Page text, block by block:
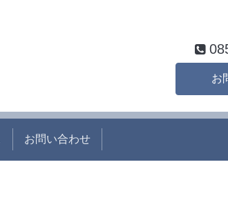
お
お問い合わせ